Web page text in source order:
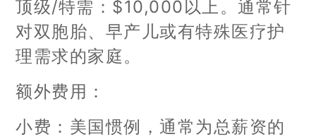
顶级/特需：$10,000以上。通常针
对双胞胎、早产儿或有特殊医疗护
理需求的家庭。
额外费用：
小费：美国惯例，通常为总薪资的